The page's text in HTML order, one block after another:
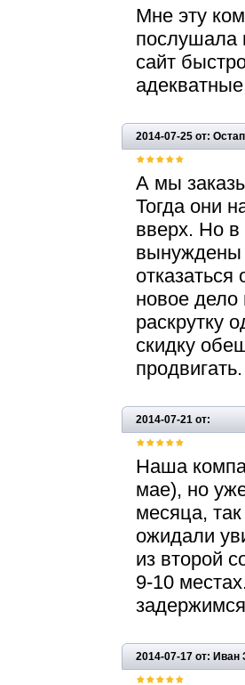
Мне эту
послушала
сайт
2014-07-25 от:
А мы
Тогда они
вверх. Но в
вынуждены
новое дело
раскрутку
скидку
продвигать.
2014-07-21 от:
Наша
мае), но
месяца,
ожидали
из второй
9-10
2014-07-17 от: Иван